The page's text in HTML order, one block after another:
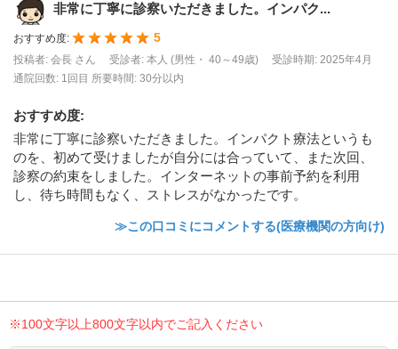
非常に丁寧に診察いただきました。インパク...
おすすめ度: 5
投稿者: 会長 さん 受診者: 本人 (男性・ 40～49歳)
受診時期: 2025年4月
通院回数: 1回目 所要時間: 30分以内
おすすめ度:
非常に丁寧に診察いただきました。インパクト療法というも
のを、初めて受けましたが自分には合っていて、また次回、
診察の約束をしました。インターネットの事前予約を利用
し、待ち時間もなく、ストレスがなかったです。
≫この口コミにコメントする(医療機関の方向け)
※100文字以上800文字以内でご記入ください